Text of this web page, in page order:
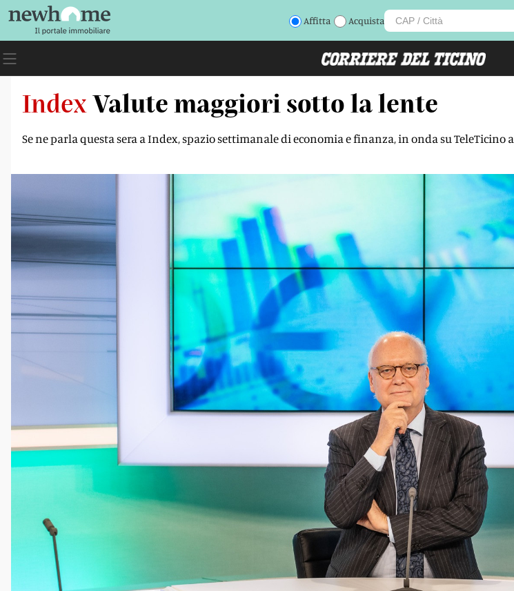
Affitta Acquista
Index Valute maggiori sotto la lente
Se ne parla questa sera a Index, spazio settimanale di economia e finanza, in onda su TeleTicino